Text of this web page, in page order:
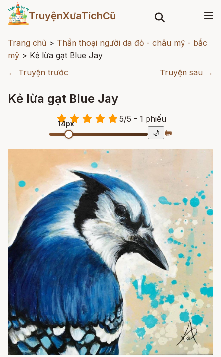
TruyệnXưaTíchCũ
Trang chủ > Thần thoại người da đỏ - châu mỹ - bắc
mỹ > Kẻ lừa gạt Blue Jay
← Truyện trước
Truyện sau →
Kẻ lừa gạt Blue Jay
5/5 - 1 phiếu
14px
🌙 🖶